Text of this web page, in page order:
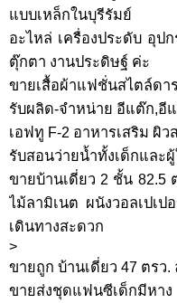
แบบเหล็กในบุรีรัมย์
อะไหล่ เครื่องประดับ อุ
ตุ๊กตา งานประดิษฐ์ ค่ะ
ขายเสื้อผ้าแฟชั่นสไตล์ดา
รับผลิด-จำหน่าย อีแต๊ก,อี
เอฟทู F-2 อาหารเสริม ผิ
รับสอนว่ายน้ำทั้งเด็กแล
ขายบ้านเดี่ยว 2 ชั้น 82.5
ไม้ลามิเนต ผนังวอลเปเ
เดินทางสะดวก
>
ขายถูก บ้านเดี่ยว 47 ตรว
ขายส่งชุดแฟนซีเด็กมีหาง